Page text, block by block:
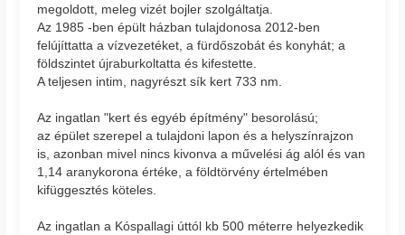
megoldott, meleg vizét bojler szolgáltatja.
Az 1985 -ben épült házban tulajdonosa 2012-ben
felújíttatta a vízvezetéket, a fürdőszobát és konyhát; a
földszintet újraburkoltatta és kifestette.
A teljesen intim, nagyrészt sík kert 733 nm.
Az ingatlan "kert és egyéb építmény" besorolású;
az épület szerepel a tulajdoni lapon és a helyszínrajzon
is, azonban mivel nincs kivonva a művelési ág alól és van
1,14 aranykorona értéke, a földtörvény értelmében
kifüggesztés köteles.
Az ingatlan a Kóspallagi úttól kb 500 méterre helyezkedik